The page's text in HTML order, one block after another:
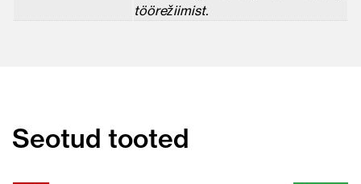
töörežiimist.
Seotud tooted